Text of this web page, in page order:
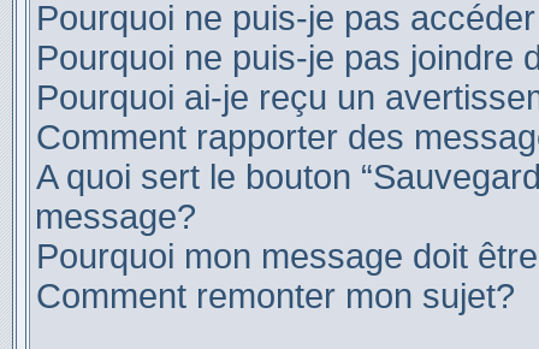
Pourquoi ne puis-je pas
Pourquoi ne puis-je pas joindre
Pourquoi ai-je reçu un
Comment rapporter des
A quoi sert le bouton
message?
Pourquoi mon message doit
Comment remonter mon sujet?